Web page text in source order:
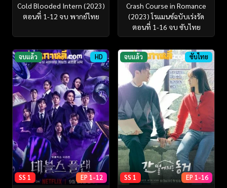
Cold Blooded Intern (2023)
ตอนที่ 1-12 จบ พากย์ไทย
Crash Course in Romance
(2023) โรแมนซ์ฉบับเร่งรัด
ตอนที่ 1-16 จบ ซับไทย
จบแล้ว HD
SS 1 EP 1-12
จบแล้ว ซับไทย
SS 1 EP 1-16